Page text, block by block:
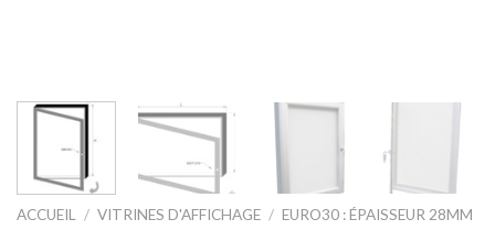
ACCUEIL / VITRINES D'AFFICHAGE / EURO30 : ÉPAISSEUR 28MM